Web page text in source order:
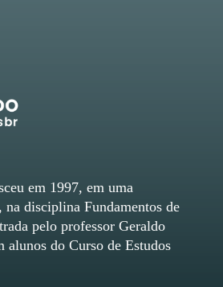
em 1997, em uma
na disciplina Fundamentos de
pelo professor Geraldo
alunos do Curso de Estudos